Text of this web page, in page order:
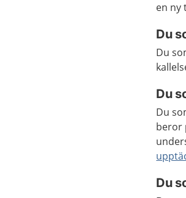
en ny
Du
Du
Du
Du
beror
Du